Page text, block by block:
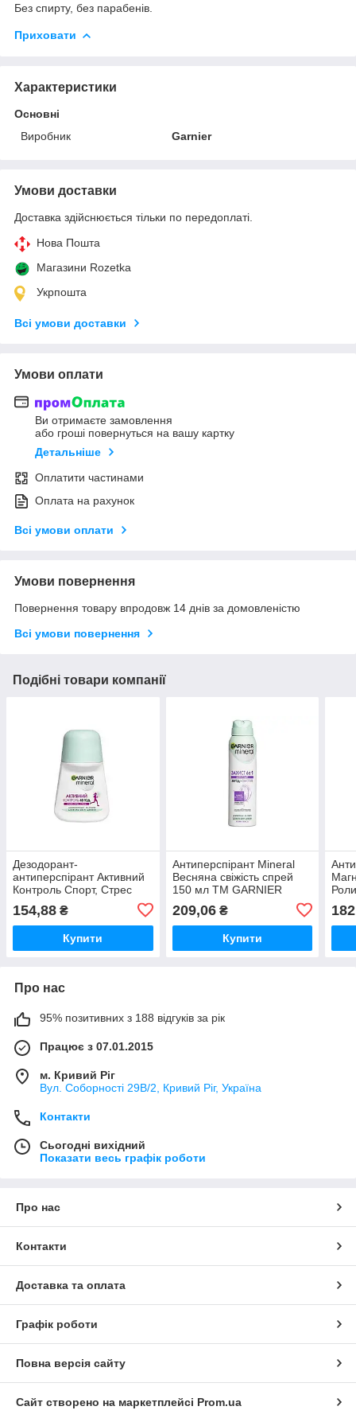
Без спирту, без парабенів.
Приховати
Характеристики
Основні
Виробник
Garnier
Умови доставки
Доставка здійснюється тільки по передоплаті.
Нова Пошта
Магазини Rozetka
Укрпошта
Всі умови доставки
Умови оплати
Ви отримаєте замовлення
або гроші повернуться на вашу картку
Детальніше
Оплатити частинами
Оплата на рахунок
Всі умови оплати
Умови повернення
Повернення товару впродовж 14 днів за домовленістю
Всі умови повернення
Подібні товари компанії
Дезодорант-
антиперспірант Активний
Контроль Спорт, Стрес
154,88 ₴
Купити
Антиперспірант Mineral
Весняна свіжість спрей
150 мл ТМ GARNIER
209,06₴
Купити
Про нас
95% позитивних з 188 відгуків за рік
Працює з 07.01.2015
м. Кривий Ріг
Вул. Соборності 29В/2, Кривий Ріг, Україна
Контакти
Сьогодні вихідний
Показати весь графік роботи
Про нас
Контакти
Доставка та оплата
Графік роботи
Повна версія сайту
Сайт створено на маркетплейсі Prom.ua